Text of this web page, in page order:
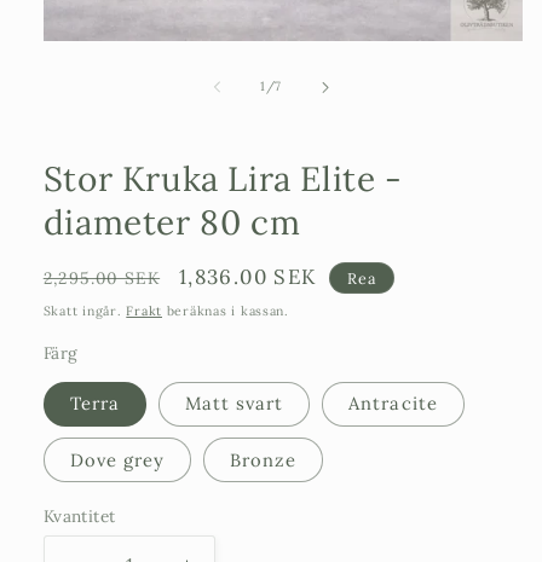
1 /
av
7
Stor Kruka Lira Elite -
diameter 80 cm
Ordinarie
pris
2,295.00 SEK Försäljningspris
1,836.00 SEK Rea
Skatt ingår.Frakt beräknas i kassan.
Färg
Terra Matt svart Antracite
Dove grey Bronze
Kvantitet